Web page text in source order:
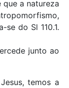
a natureza
do Sl 110.1.
junto ao
temos a